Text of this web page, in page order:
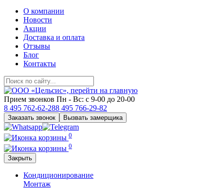
О компании
Новости
Акции
Доставка и оплата
Отзывы
Блог
Контакты
Прием звонков Пн - Вс: с 9-00 до 20-00
8 495 762-62-288 495 766-29-82
Заказать звонок Вызвать замерщика
0
0
Закрыть
Кондиционирование
Монтаж